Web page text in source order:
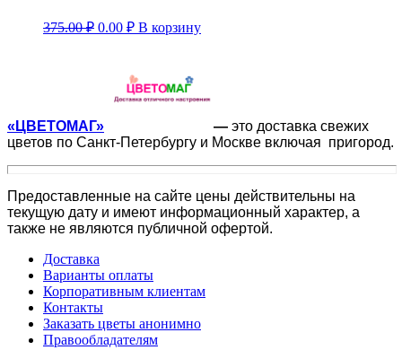
375.00₽ 0.00 ₽ В корзину
«ЦВЕТОМАГ» — это доставка свежих
цветов по Санкт-Петербургу и Москве включая пригород.
Предоставленные на сайте цены действительны на
текущую дату и имеют информационный характер, а
также не являются публичной офертой.
Доставка
Варианты оплаты
Корпоративным клиентам
Контакты
Заказать цветы анонимно
Правообладателям